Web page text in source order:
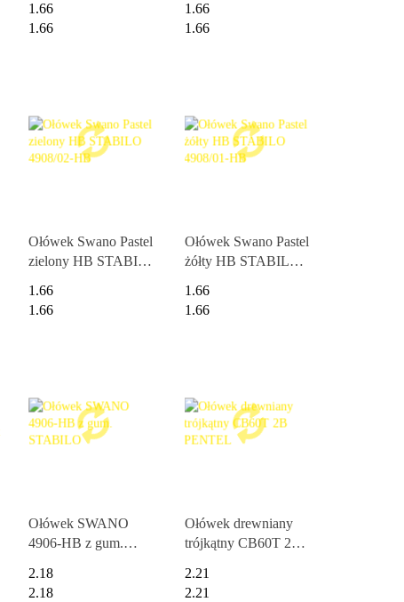
czerwony
1.66
1.66
HB .
1.66
1.66
Ołówek Swano Pastel
zielony HB STABILO
1.66
1.66
Ołówek Swano Pastel
żółty HB STABILO
1.66
1.66
Ołówek SWANO
4906-HB z gum.
2.18
2.18
Ołówek drewniany
trójkątny CB60T 2B
2.21
2.21